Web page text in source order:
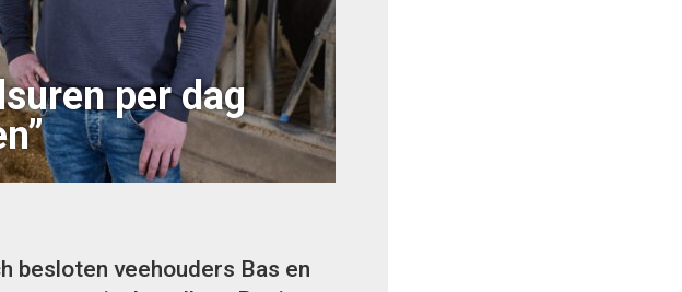
per dag
besloten veehouders Bas en